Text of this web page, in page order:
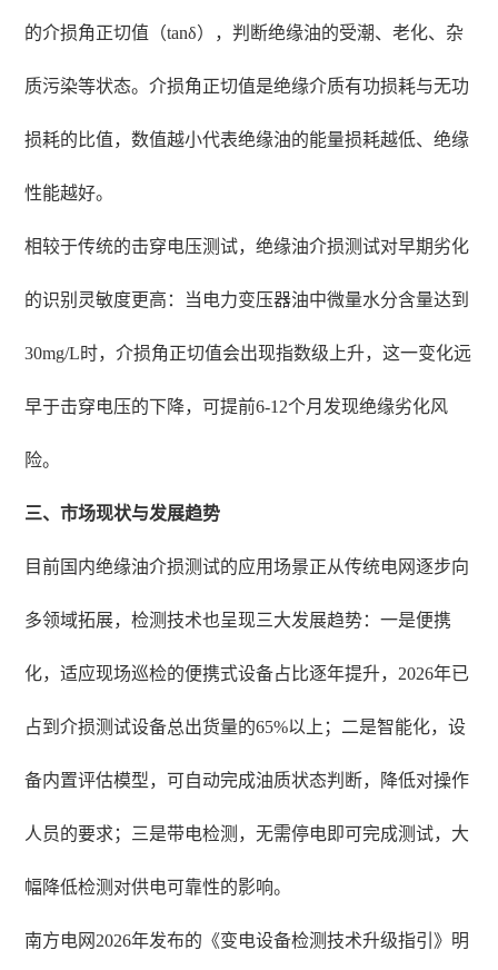
的介损角正切值（tanδ），判断绝缘油的受潮、老化、杂
质污染等状态。介损角正切值是绝缘介质有功损耗与无功
损耗的比值，数值越小代表绝缘油的能量损耗越低、绝缘
性能越好。
相较于传统的击穿电压测试，绝缘油介损测试对早期劣化
的识别灵敏度更高：当电力变压器油中微量水分含量达到
30mg/L时，介损角正切值会出现指数级上升，这一变化远
早于击穿电压的下降，可提前6-12个月发现绝缘劣化风
险。
三、市场现状与发展趋势
目前国内绝缘油介损测试的应用场景正从传统电网逐步向
多领域拓展，检测技术也呈现三大发展趋势：一是便携
化，适应现场巡检的便携式设备占比逐年提升，2026年已
占到介损测试设备总出货量的65%以上；二是智能化，设
备内置评估模型，可自动完成油质状态判断，降低对操作
人员的要求；三是带电检测，无需停电即可完成测试，大
幅降低检测对供电可靠性的影响。
南方电网2026年发布的《变电设备检测技术升级指引》明